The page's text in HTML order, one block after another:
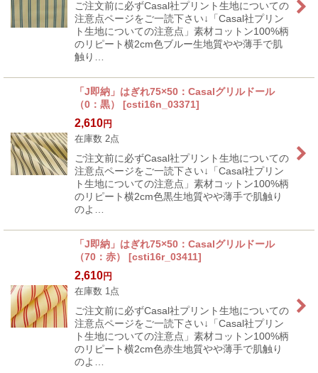
ご注文前に必ずCasal社プリント生地についての
注意点ページをご一読下さい↓「Casal社プリン
ト生地についての注意点」素材コットン100%柄
のリピート横2cm色ブルー生地質やや薄手で肌
触り…
「J即納」はぎれ75×50：Casalグリルドール
（0：黒）
[csti16n_03371]
2,610円
在庫数 2点
ご注文前に必ずCasal社プリント生地についての
注意点ページをご一読下さい↓「Casal社プリン
ト生地についての注意点」素材コットン100%柄
のリピート横2cm色黒生地質やや薄手で肌触り
のよ…
「J即納」はぎれ75×50：Casalグリルドール
（70：赤）
[csti16r_03411]
2,610円
在庫数 1点
ご注文前に必ずCasal社プリント生地についての
注意点ページをご一読下さい↓「Casal社プリン
ト生地についての注意点」素材コットン100%柄
のリピート横2cm色赤生地質やや薄手で肌触り
のよ…